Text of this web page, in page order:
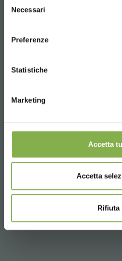
delNecessari
Preferenze
Statistiche
Marketing
Accetta
Accetta
Rifiuta
Shopping cart